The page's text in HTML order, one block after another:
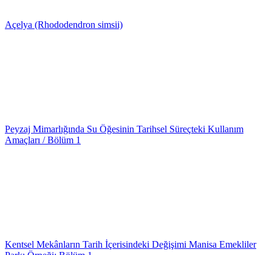
Açelya (Rhododendron simsii)
Peyzaj Mimarlığında Su Öğesinin Tarihsel Süreçteki Kullanım
Amaçları / Bölüm 1
Kentsel Mekânların Tarih İçerisindeki Değişimi Manisa Emekliler